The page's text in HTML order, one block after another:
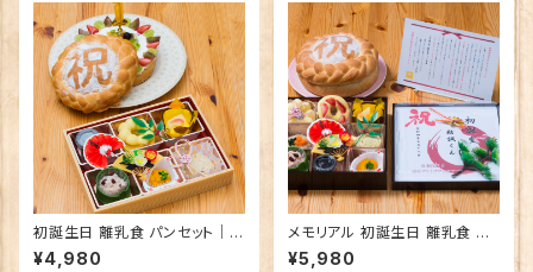
初誕生日 離乳食 パンセット｜特
別なお祝い離乳食
¥4,980
メモリアル 初誕生日 離乳食 パ
ンセット｜思い出に残る特別な
お祝い
¥5,980